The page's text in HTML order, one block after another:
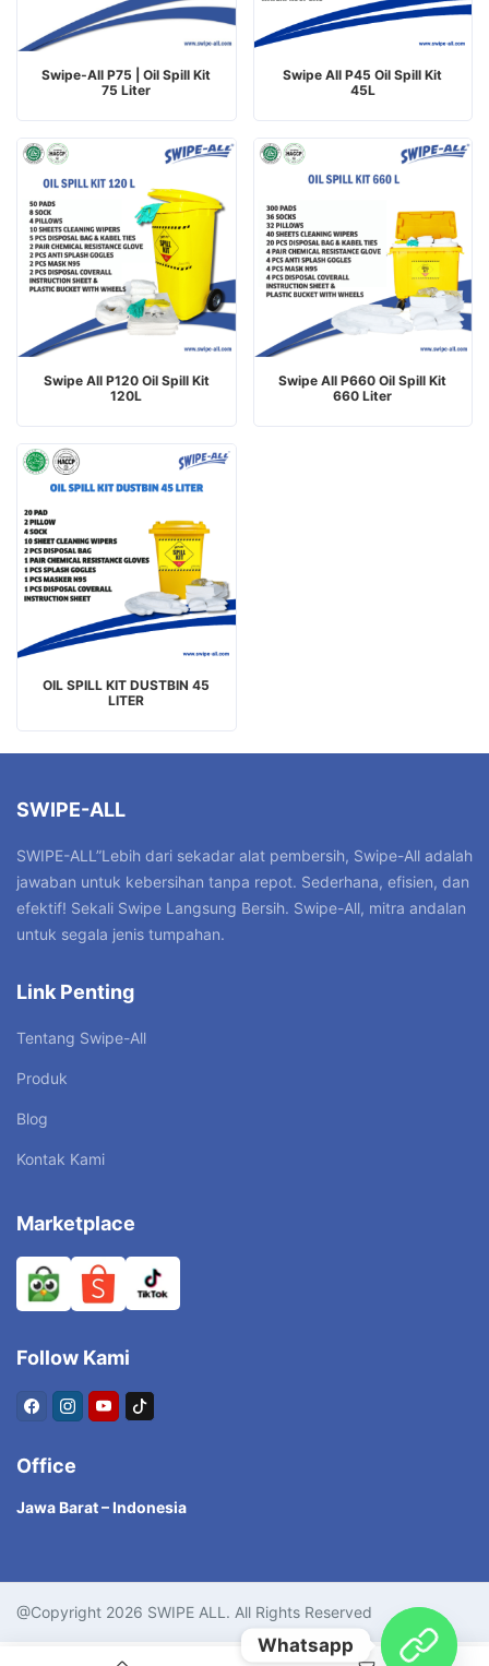
Swipe‑All P75 | Oil Spill Kit
75 Liter
Swipe All P45 Oil Spill Kit
45L
Swipe All P120 Oil Spill Kit
120L
Swipe All P660 Oil Spill Kit
660 Liter
OIL SPILL KIT DUSTBIN 45
LITER
SWIPE-ALL
SWIPE-ALL”Lebih dari sekadar alat pembersih, Swipe-All adalah
jawaban untuk kebersihan tanpa repot. Sederhana, efisien, dan
efektif! Sekali Swipe Langsung Bersih. Swipe-All, mitra andalan
untuk segala jenis tumpahan.
Link Penting
Tentang Swipe-All
Produk
Blog
Kontak Kami
Marketplace
Follow Kami
Office
Jawa Barat – Indonesia
@Copyright 2026 SWIPE ALL. All Rights Reserved
Whatsapp